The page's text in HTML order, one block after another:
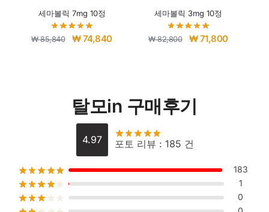
세마볼릭 7mg 10정
₩85,840 ₩74,840
세마볼릭 3mg 10정
₩82,800 ₩71,800
탈모in 구매후기
4.97 포토 리뷰 : 185 건
183
1
0